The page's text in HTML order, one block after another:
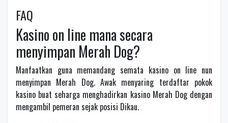
FAQ
Kasino on line mana secara
menyimpan Merah Dog?
Manfaatkan guna memandang semata kasino on line nun
menyimpan Merah Dog. Awak menyaring terdaftar pokok
kasino buat seharga menghadirkan kasino Merah Dog dengan
mengambil pemeran sejak posisi Dikau.